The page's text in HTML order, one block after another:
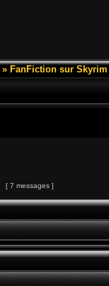
» FanFiction sur Skyrim
[ 7 messages ]